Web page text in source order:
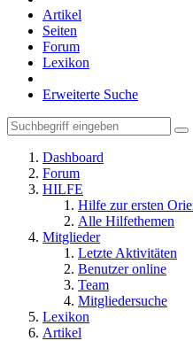
Artikel
Seiten
Forum
Lexikon
Erweiterte Suche
Dashboard
Forum
HILFE
Hilfe zur ersten
Alle Hilfethemen
Mitglieder
Letzte Aktivitäten
Benutzer online
Team
Mitgliedersuche
Lexikon
Artikel